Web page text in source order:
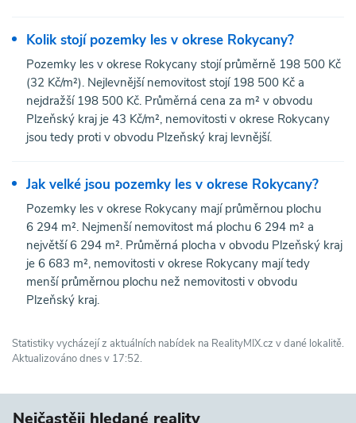
Kolik stojí pozemky les v okrese Rokycany?
Pozemky les v okrese Rokycany stojí průměrně 198 500 Kč
(32 Kč/m²). Nejlevnější nemovitost stojí 198 500 Kč a
nejdražší 198 500 Kč. Průměrná cena za m² v obvodu
Plzeňský kraj je 43 Kč/m², nemovitosti v okrese Rokycany
jsou tedy proti v obvodu Plzeňský kraj levnější.
Jak velké jsou pozemky les v okrese Rokycany?
Pozemky les v okrese Rokycany mají průměrnou plochu
6 294 m². Nejmenší nemovitost má plochu 6 294 m² a
největší 6 294 m². Průměrná plocha v obvodu Plzeňský kraj
je 6 683 m², nemovitosti v okrese Rokycany mají tedy
menší průměrnou plochu než nemovitosti v obvodu
Plzeňský kraj.
Statistiky vycházejí z aktuálních nabídek na RealityMIX.cz v dané lokalitě.
Aktualizováno dnes v 17:52.
Nejčastěji hledané reality